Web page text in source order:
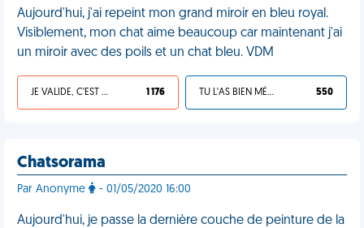
Aujourd'hui, j'ai repeint mon grand miroir en bleu royal.
Visiblement, mon chat aime beaucoup car maintenant j'ai
un miroir avec des poils et un chat bleu. VDM
JE VALIDE, C'EST UNE VDM 1 176 TU L'AS BIEN MÉRITÉ 550
Chatsorama
Par Anonyme - 01/05/2020 16:00
Aujourd'hui, je passe la dernière couche de peinture de la